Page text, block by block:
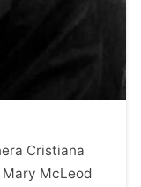
Cristiana
McLeod